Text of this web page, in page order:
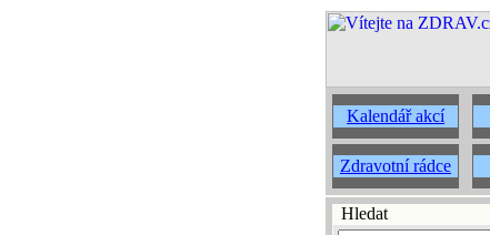
Kalendář akcí
Zdravotní rádce
Hledat